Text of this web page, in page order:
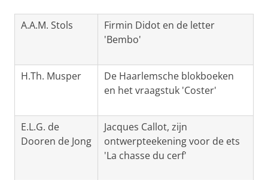
A.A.M. Stols
Firmin Didot en de letter
'Bembo'
H.Th. Musper
De Haarlemsche blokboeken
en het vraagstuk 'Coster'
E.L.G. de
Dooren de Jong
Jacques Callot, zijn
ontwerpteekening voor de ets
'La chasse du cerf'